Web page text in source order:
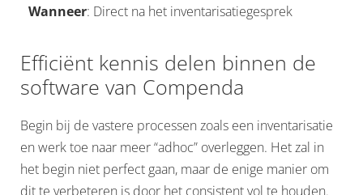
Wanneer: Direct na het inventarisatiegesprek
Efficiënt kennis delen binnen de
software van Compenda
Begin bij de vastere processen zoals een inventarisatie
en werk toe naar meer “adhoc” overleggen. Het zal in
het begin niet perfect gaan, maar de enige manier om
dit te verbeteren is door het consistent vol te houden.